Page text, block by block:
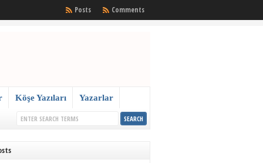
Comments
Posts
Köşe Yazıları Yazarlar